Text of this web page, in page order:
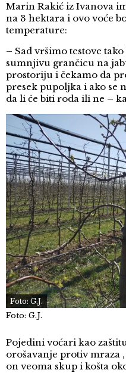
Marin Rakić iz Ivanova
na 3 hektara i ovo voće
temperature:
– Sad vršimo testove
sumnjivu grančicu na
prostoriju i čekamo da
presek pupoljka i ako se
da li će biti roda ili ne –
Foto: G.J.
Foto: G.J.
Pojedini voćari kao
orošavanje protiv mraza
on veoma skup i košta